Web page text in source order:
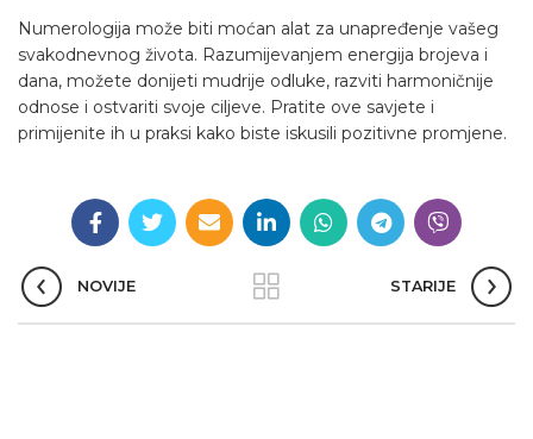
Numerologija može biti moćan alat za unapređenje vašeg
svakodnevnog života. Razumijevanjem energija brojeva i
dana, možete donijeti mudrije odluke, razviti harmoničnije
odnose i ostvariti svoje ciljeve. Pratite ove savjete i
primijenite ih u praksi kako biste iskusili pozitivne promjene.
NOVIJE STARIJE